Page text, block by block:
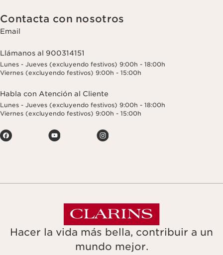
Contacta con nosotros
Email
Llámanos al 900314151
Lunes - Jueves (excluyendo festivos) 9:00h - 18:00h
Viernes (excluyendo festivos) 9:00h - 15:00h
Habla con Atención al Cliente
Lunes - Jueves (excluyendo festivos) 9:00h - 18:00h
Viernes (excluyendo festivos) 9:00h - 15:00h
Hacer la vida más bella, contribuir a un
mundo mejor.